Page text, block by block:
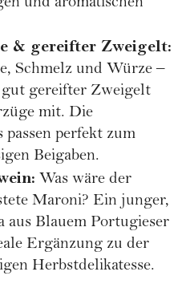
& gereifter Zweigelt:
Schmelz und Würze –
gereifter Zweigelt
mit. Die
passen perfekt zum
Beigaben.
Was wäre der
Maroni? Ein junger,
Blauem Portugieser
Ergänzung zu der
Herbstdelikatesse.